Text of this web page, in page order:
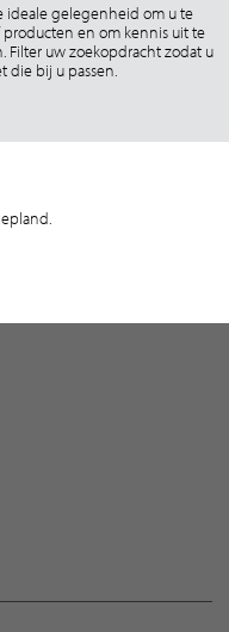
ideale gelegenheid om u te
en om kennis uit te
Filter uw zoekopdracht zodat u
die bij u passen.